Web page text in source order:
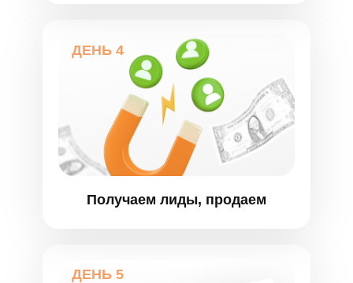
Получаем лиды, продаем
ДЕНЬ 5
ДЕНЬ 4